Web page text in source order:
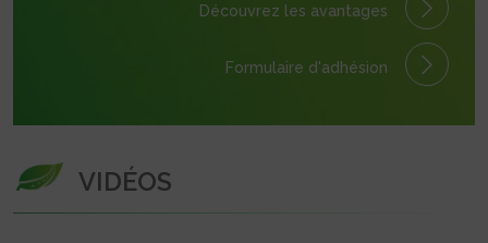
Découvrez les avantages
Formulaire d'adhésion
VIDÉOS